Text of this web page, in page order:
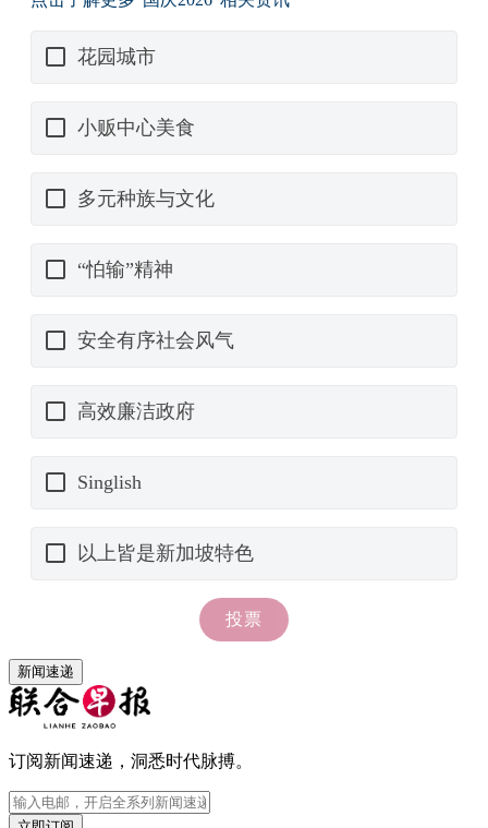
新闻速递
订阅新闻速递，洞悉时代脉搏。